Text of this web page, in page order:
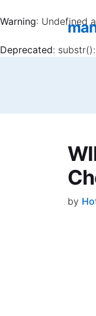
Warning: Undefined
Deprecated:
by